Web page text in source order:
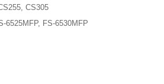
CS305
6525MFP, FS-6530MFP